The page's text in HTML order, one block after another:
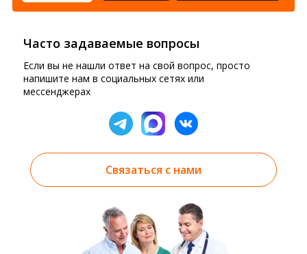
Часто задаваемые вопросы
Если вы не нашли ответ на свой вопрос, просто
напишите нам в социальных сетях или
мессенджерах
Связаться с нами